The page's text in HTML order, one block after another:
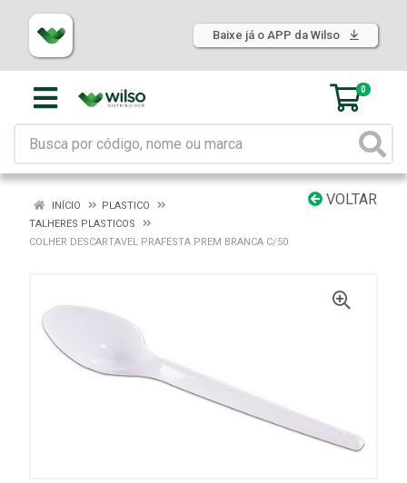
Baixe já o APP da Wilso
0
VOLTAR
INÍCIO
PLASTICO
TALHERES PLASTICOS
COLHER DESCARTAVEL PRAFESTA PREM BRANCA C/50